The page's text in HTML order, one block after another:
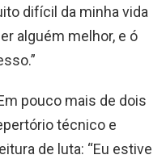
difícil da minha vida
alguém melhor, e ó
pouco mais de dois
técnico e
de luta: “Eu estive